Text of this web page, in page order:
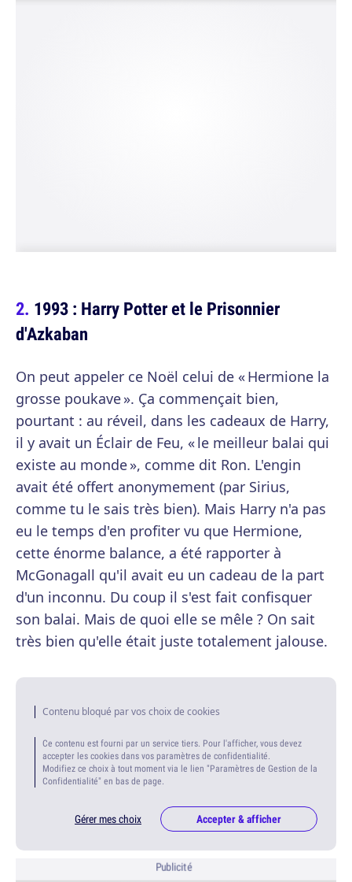
1993 : Harry Potter et le Prisonnier
d'Azkaban
On peut appeler ce Noël celui de « Hermione la
grosse poukave ». Ça commençait bien,
pourtant : au réveil, dans les cadeaux de Harry,
il y avait un Éclair de Feu, « le meilleur balai qui
existe au monde », comme dit Ron. L'engin
avait été offert anonymement (par Sirius,
comme tu le sais très bien). Mais Harry n'a pas
eu le temps d'en profiter vu que Hermione,
cette énorme balance, a été rapporter à
McGonagall qu'il avait eu un cadeau de la part
d'un inconnu. Du coup il s'est fait confisquer
son balai. Mais de quoi elle se mêle ? On sait
très bien qu'elle était juste totalement jalouse.
Contenu bloqué par vos choix de cookies
Ce contenu est fourni par un service tiers. Pour l'afficher, vous devez
accepter les cookies dans vos paramètres de confidentialité.
Modifiez ce choix à tout moment via le lien "Paramètres de Gestion de la
Confidentialité" en bas de page.
Gérer mes choix Accepter & afficher
Publicité